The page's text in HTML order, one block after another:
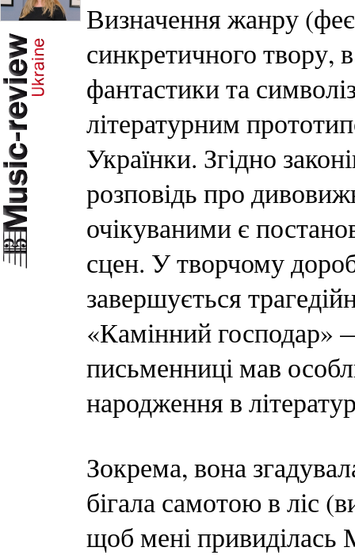
Визначення жанру
синкретичного твору,
фантастики та
літературним
Українки. Згідно
розповідь про
очікуваними є
сцен. У творчому
завершується
«Камінний господар»
письменниці мав
народження в
Зокрема, вона
бігала самотою в ліс
щоб мені привиділась